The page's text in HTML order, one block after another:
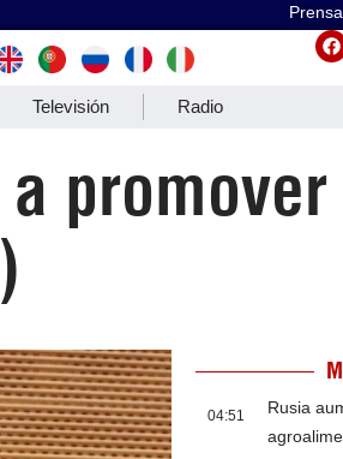
Televisión Radio
04:51
Rusia